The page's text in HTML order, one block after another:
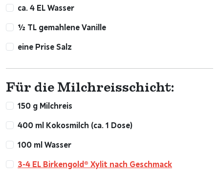
ca. 4 EL Wasser
½ TL gemahlene Vanille
eine Prise Salz
Für die Milchreisschicht:
150 g Milchreis
400 ml Kokosmilch (ca. 1 Dose)
100 ml Wasser
3-4 EL Birkengold® Xylit nach Geschmack